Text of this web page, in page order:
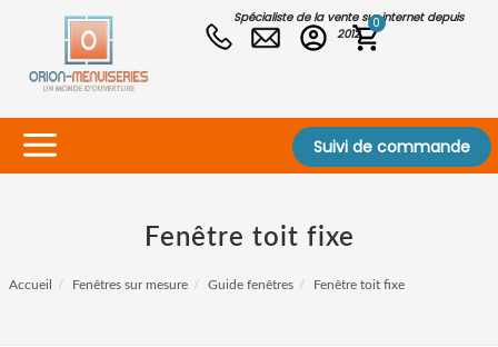
Spécialiste de la vente sur internet depuis
2012
0
Suivi de commande
Fenêtre toit fixe
Accueil Fenêtres sur mesure Guide fenêtres Fenêtre toit fixe